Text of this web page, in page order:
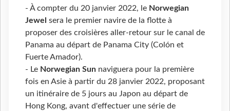
- À compter du 20 janvier 2022, le Norwegian
Jewel sera le premier navire de la flotte à
proposer des croisières aller-retour sur le canal de
Panama au départ de Panama City (Colón et
Fuerte Amador).
- Le Norwegian Sun naviguera pour la première
fois en Asie à partir du 28 janvier 2022, proposant
un itinéraire de 5 jours au Japon au départ de
Hong Kong, avant d'effectuer une série de